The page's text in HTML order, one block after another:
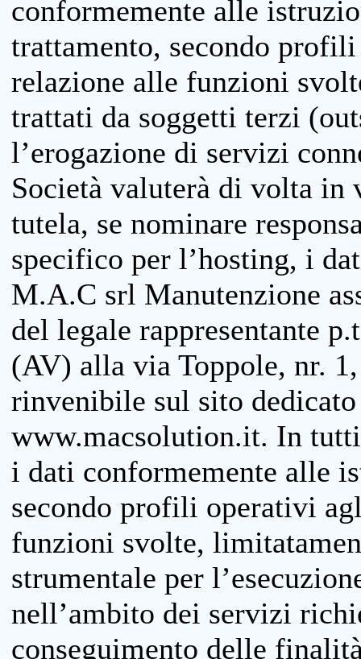
conformemente alle
trattamento, secondo
relazione alle funzioni
trattati da soggetti terzi
l’erogazione di servizi
Società valuterà di volta in
tutela, se nominare
specifico per l’hosting, i
M.A.C srl Manutenzione
del legale rappresentante
(AV) alla via Toppole, nr.
rinvenibile sul sito
www.macsolution.it. In
i dati conformemente alle
secondo profili operativi
funzioni svolte,
strumentale per
nell’ambito dei servizi
conseguimento delle